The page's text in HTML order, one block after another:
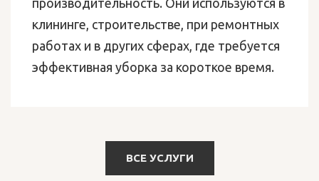
производительность. Они используются в
клининге, строительстве, при ремонтных
работах и в других сферах, где требуется
эффективная уборка за короткое время.
ВСЕ УСЛУГИ